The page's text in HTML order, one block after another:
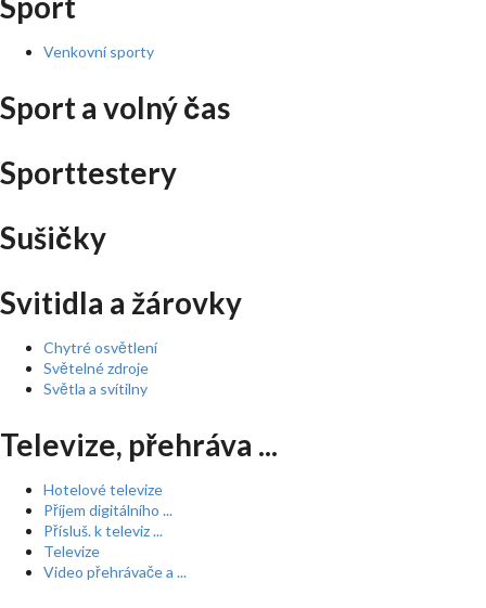
Venkovní sporty
Sport a volný čas
Sporttestery
Sušičky
Svitidla a žárovky
Chytré osvětlení
Světelné zdroje
Světla a svítilny
Televize, přehráva ...
Hotelové televize
Příjem digitálního ...
Přísluš. k televiz ...
Televize
Video přehrávače a ...